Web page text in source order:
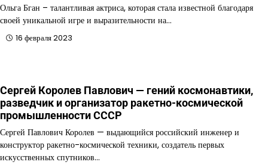
Ольга Бган – талантливая актриса, которая стала известной благодаря
своей уникальной игре и выразительности на…
16 февраля 2023
Сергей Королев Павлович — гений космонавтики,
разведчик и организатор ракетно-космической
промышленности СССР
Сергей Павлович Королев — выдающийся российский инженер и
конструктор ракетно-космической техники, создатель первых
искусственных спутников…